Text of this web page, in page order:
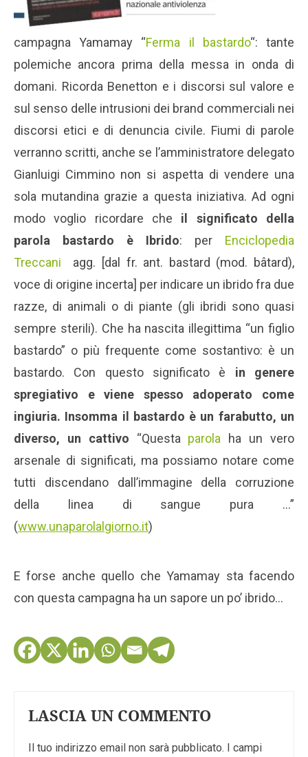
campagna Yamamay “Ferma il bastardo“: tante
polemiche ancora prima della messa in onda di
domani. Ricorda Benetton e i discorsi sul valore e
sul senso delle intrusioni dei brand commerciali nei
discorsi etici e di denuncia civile. Fiumi di parole
verranno scritti, anche se l’amministratore delegato
Gianluigi Cimmino non si aspetta di vendere una
sola mutandina grazie a questa iniziativa. Ad ogni
modo voglio ricordare che il significato della
parola bastardo è Ibrido: per Enciclopedia
Treccani agg. [dal fr. ant. bastard (mod. bâtard),
voce di origine incerta] per indicare un ibrido fra due
razze, di animali o di piante (gli ibridi sono quasi
sempre sterili). Che ha nascita illegittima “un figlio
bastardo” o più frequente come sostantivo: è un
bastardo. Con questo significato è in genere
spregiativo e viene spesso adoperato come
ingiuria. Insomma il bastardo è un farabutto, un
diverso, un cattivo “Questa parola ha un vero
arsenale di significati, ma possiamo notare come
tutti discendano dall’immagine della corruzione
della linea di sangue pura …”
(www.unaparolalgiorno.it)
E forse anche quello che Yamamay sta facendo
con questa campagna ha un sapore un po’ ibrido…
LASCIA UN COMMENTO
Il tuo indirizzo email non sarà pubblicato. I campi